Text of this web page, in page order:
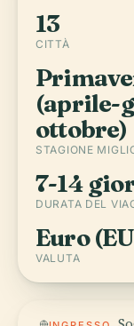
13
CITTÀ
(aprile-
ottobre)
STAGIONE
7-14
DURATA DEL
Euro
VALUTA